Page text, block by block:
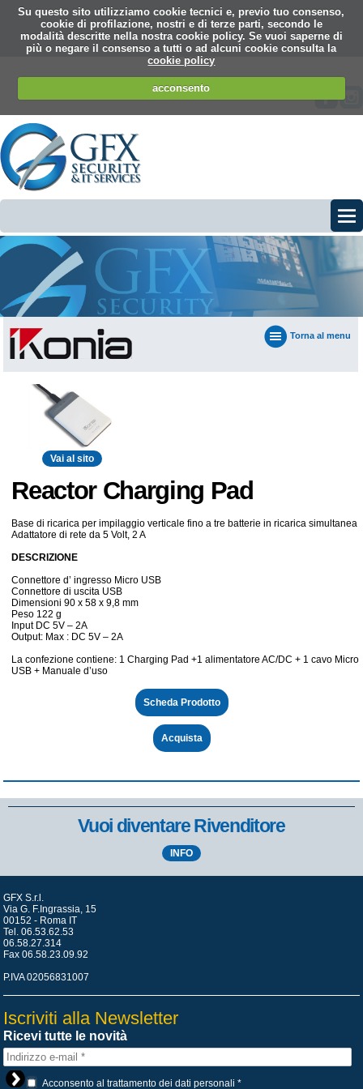
Su questo sito utilizziamo cookie tecnici e, previo tuo consenso,
cookie di profilazione, nostri e di terze parti, secondo le
modalità descritte nella nostra cookie policy. Se vuoi saperne di
più o negare il consenso a tutti o ad alcuni cookie consulta la
cookie policy
acconsento
Torna al menu
Vai al sito
Reactor Charging Pad
Base di ricarica per impilaggio verticale fino a tre batterie in ricarica simultanea
Adattatore di rete da 5 Volt, 2 A
DESCRIZIONE
Connettore d’ ingresso Micro USB
Connettore di uscita USB
Dimensioni 90 x 58 x 9,8 mm
Peso 122 g
Input DC 5V – 2A
Output: Max : DC 5V – 2A
La confezione contiene: 1 Charging Pad +1 alimentatore AC/DC + 1 cavo Micro
USB + Manuale d’uso
Scheda Prodotto
Acquista
Vuoi diventare Rivenditore
INFO
GFX S.r.l.
Via G. F.Ingrassia, 15
00152 - Roma IT
Tel. 06.53.62.53
06.58.27.314
Fax 06.58.23.09.92
P.IVA 02056831007
Iscriviti alla Newsletter
Ricevi tutte le novità
Acconsento al trattamento dei dati personali*